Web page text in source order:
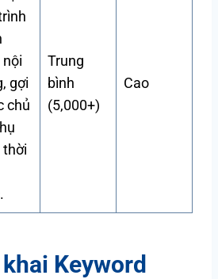
gợi
chủ
thời
Trung
bình
(5,000+)
Cao
Keyword